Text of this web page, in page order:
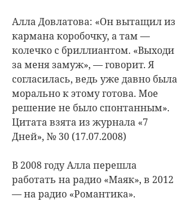
Алла Довлатова: «Он вытащил из
кармана коробочку, а там —
колечко с бриллиантом. «Выходи
за меня замуж», — говорит. Я
согласилась, ведь уже давно была
морально к этому готова. Мое
решение не было спонтанным».
Цитата взята из журнала «7
Дней», № 30 (17.07.2008)
В 2008 году Алла перешла
работать на радио «Маяк», в 2012
— на радио «Романтика».